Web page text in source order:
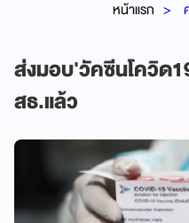
หน้าแรก
ส่งมอบ'วัคซีนโควิด
สธ.แล้ว